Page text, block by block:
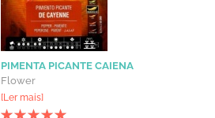
PIMENTA PICANTE CAIENA
Flower
[Ler mais]